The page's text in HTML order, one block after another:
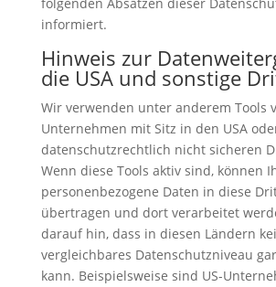
informiert.
Hinweis zur
die USA und sonstige
Wir verwenden unter anderem Tools
Unternehmen mit Sitz in den USA
datenschutzrechtlich nicht sicheren
Wenn diese Tools aktiv sind, können
personenbezogene Daten in diese
übertragen und dort verarbeitet
darauf hin, dass in diesen Ländern
vergleichbares Datenschutzniveau
kann. Beispielsweise sind US-